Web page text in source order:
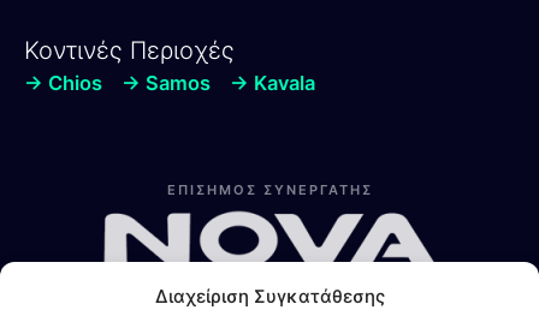
Διαχείριση Συγκατάθεσης
Κοντινές Περιοχές
→ Chios → Samos → Kavala
ΕΠΙΣΗΜΟΣ ΣΥΝΕΡΓΑΤΗΣ